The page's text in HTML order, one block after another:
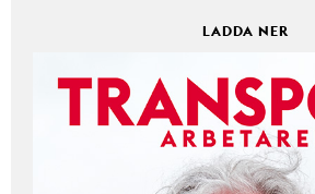
LADDA NER